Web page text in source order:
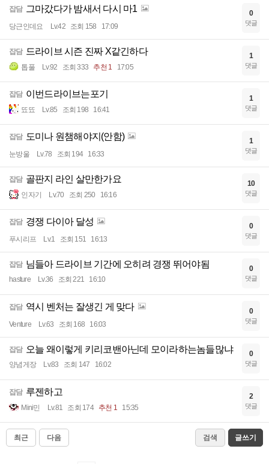
잡담 그마갔다가 밤새서 다시 마1
당근인데요 Lv.42 조회 158 17:09
0
댓글
잡담 드라이브 시즌 진짜 X같긴하다
톱풀 Lv.92 조회 333 추천 1 17:05
1
댓글
잡담 이번드라이브는포기
뚀뚀 Lv.85 조회 198 16:41
1
댓글
잡담 도미나 원챔해야지(안함)
눈방울 Lv.78 조회 194 16:33
1
댓글
잡담 골판지 라인 살만한가요
인자기 Lv.70 조회 250 16:16
10
댓글
잡담 경쟁 다이아 달성
푸시리프 Lv.1 조회 151 16:13
0
댓글
잡담 님들아 드라이브 기간에 오히려 경쟁 뛰어야됨
hasture Lv.36 조회 221 16:10
0
댓글
잡담 역시 벤처는 잘생긴 게 맞다
Venture Lv.63 조회 168 16:03
0
댓글
잡담 오늘 왜이렇게 키리코밴아닌데 모이라하는놈들많냐
양념게장 Lv.83 조회 147 16:02
0
댓글
잡담 루젠하고
Mini민 Lv.81 조회 174 추천 1 15:35
2
댓글
최근 다음 검색 글쓰기